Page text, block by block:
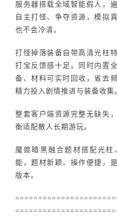
服务器搭载全域智能假人，
自主打怪、争夺资源，模拟
也不会冷清。
打怪掉落装备自带高清光柱
打宝反馈感十足。同时内置
备、材料可实时回收，省去
精力投入剧情推进与装备收集
整套客户端资源完整无缺失
衡适配散人长期游玩。
魔兽暗黑融合题材搭配光
能，题材新颖、操作便捷，
版本。